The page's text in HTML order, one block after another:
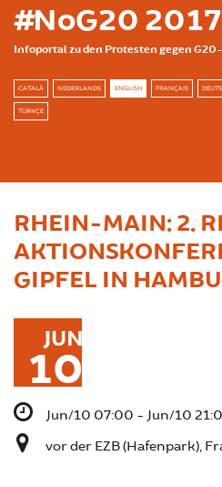
Skip to main content
#NoG20 2017
Infoportal zu den Protesten gegen
CATALÀ NEDERLANDS ENGLISH FRANÇAIS
TÜRKÇE
RHEIN-MAIN: 2.
GIPFEL IN
JUN
10
Jun/10 07:00 - Jun/10
vor der EZB (Hafenpark),